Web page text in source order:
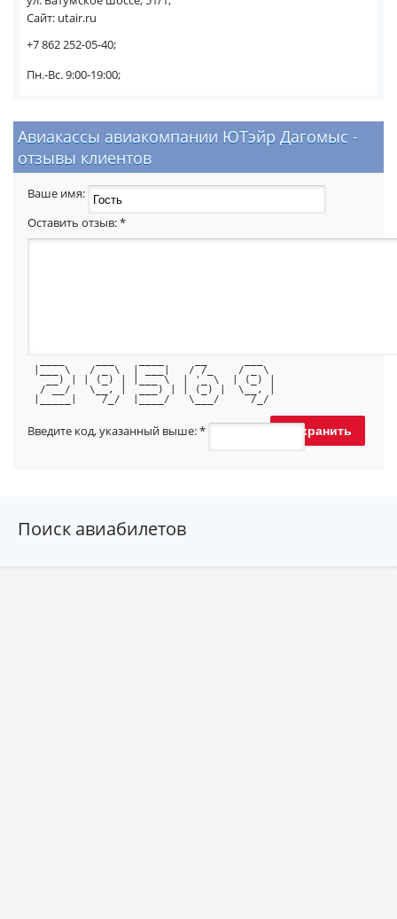
Сайт: utair.ru
+7 862 252-05-40;
Пн.-Вс. 9:00-19:00;
Авиакассы авиакомпании ЮТэйр Дагомыс -
отзывы клиентов
Ваше имя:
Оставить отзыв:*
|___ \   / _ \  | ___|   / /_    / _ \
   __) | | (_) | |___ \  | '_ \  | (_) |
  / __/   \__, |  ___) | | (_) |  \__, |
|_____|    /_/  |____/   \___/     /_/
Введите код, указанный выше:*
Поиск авиабилетов